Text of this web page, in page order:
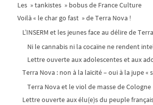
Les » tankistes » bobus de France Culture
Voilà « le char go fast » de Terra Nova !
L’INSERM et les jeunes face au délire de
Ni le cannabis ni la cocaïne ne rendent
Lettre ouverte aux adolescentes et aux
Terra Nova : non à la laïcité – oui à la jupe «
Terra Nova et le viol de masse de Cologne
Lettre ouverte aux élu(e)s du peuple